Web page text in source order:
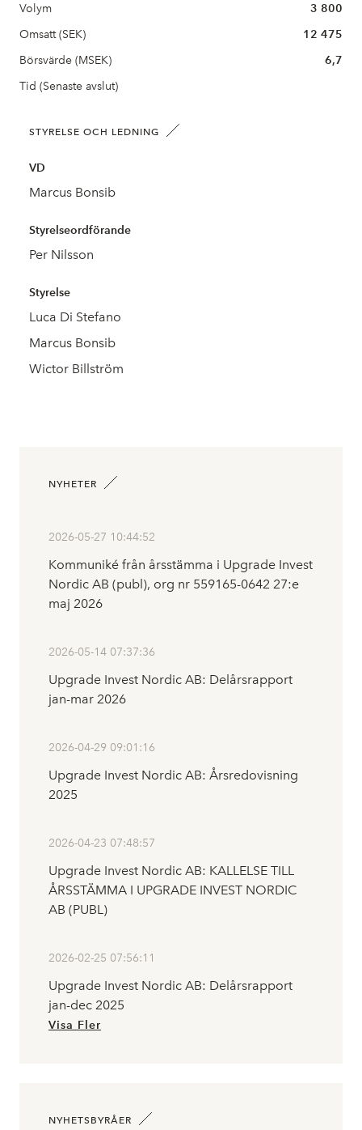
Volym
3 800
Omsatt (SEK)
12 475
Börsvärde (MSEK)
6,7
Tid (Senaste avslut)
STYRELSE OCH LEDNING
VD
Marcus Bonsib
Styrelseordförande
Per Nilsson
Styrelse
Luca Di Stefano
Marcus Bonsib
Wictor Billström
NYHETER
2026-05-27 10:44:52
Kommuniké från årsstämma i Upgrade Invest
Nordic AB (publ), org nr 559165-0642 27:e
maj 2026
2026-05-14 07:37:36
Upgrade Invest Nordic AB: Delårsrapport
jan-mar 2026
2026-04-29 09:01:16
Upgrade Invest Nordic AB: Årsredovisning
2025
2026-04-23 07:48:57
Upgrade Invest Nordic AB: KALLELSE TILL
ÅRSSTÄMMA I UPGRADE INVEST NORDIC
AB (PUBL)
2026-02-25 07:56:11
Upgrade Invest Nordic AB: Delårsrapport
jan-dec 2025
Visa Fler
NYHETSBYRÅER